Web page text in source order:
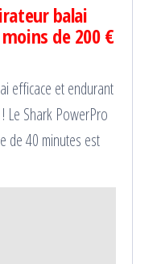
balai
de 200 €
efficace et endurant
Le Shark PowerPro
de 40 minutes est